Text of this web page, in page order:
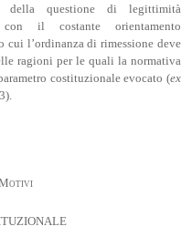
della questione di legittimità
il costante orientamento
cui l’ordinanza di rimessione deve
ragioni per le quali la normativa
costituzionale evocato (ex